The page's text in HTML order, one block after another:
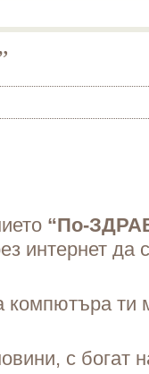
“По-
интернет да
компютъра
с богат